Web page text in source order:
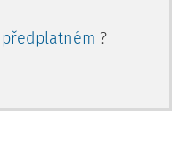
předplatném ?